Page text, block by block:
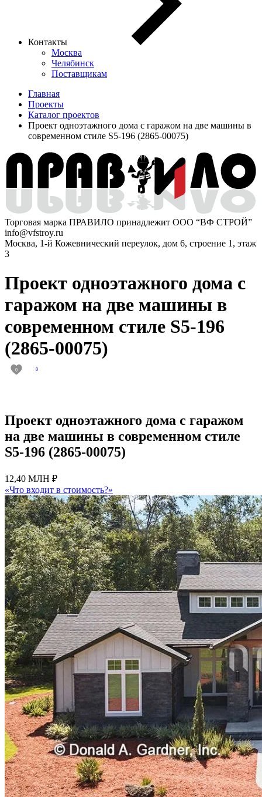
Контакты
Москва
Челябинск
Поставщикам
Главная
Проекты
Каталог проектов
Проект одноэтажного дома с гаражом на две машины в
современном стиле S5-196 (2865-00075)
Торговая марка ПРАВИЛО принадлежит ООО “ВФ СТРОЙ”
info@vfstroy.ru
Москва, 1-й Кожевнический переулок, дом 6, строение 1, этаж
3
Проект одноэтажного дома с
гаражом на две машины в
современном стиле S5-196
(2865-00075)
0 0
Проект одноэтажного дома с гаражом
на две машины в современном стиле
S5-196 (2865-00075)
12,40 МЛН ₽
«Что входит в стоимость?»